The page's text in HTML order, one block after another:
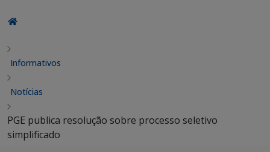
Informativos
Notícias
PGE publica resolução sobre processo seletivo
simplificado